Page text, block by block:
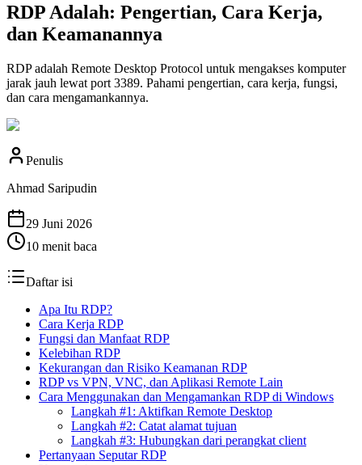
RDP Adalah: Pengertian, Cara Kerja,
dan Keamanannya
RDP adalah Remote Desktop Protocol untuk mengakses komputer
jarak jauh lewat port 3389. Pahami pengertian, cara kerja, fungsi,
dan cara mengamankannya.
Penulis
Ahmad Saripudin
29 Juni 2026
10 menit baca
Daftar isi
Apa Itu RDP?
Cara Kerja RDP
Fungsi dan Manfaat RDP
Kelebihan RDP
Kekurangan dan Risiko Keamanan RDP
RDP vs VPN, VNC, dan Aplikasi Remote Lain
Cara Menggunakan dan Mengamankan RDP di Windows
Langkah #1: Aktifkan Remote Desktop
Langkah #2: Catat alamat tujuan
Langkah #3: Hubungkan dari perangkat client
Pertanyaan Seputar RDP